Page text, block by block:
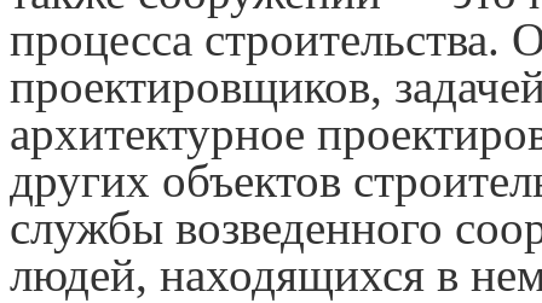
процесса строительства.
проектировщиков,
архитектурное
других объектов
службы возведенного
людей, находящихся в